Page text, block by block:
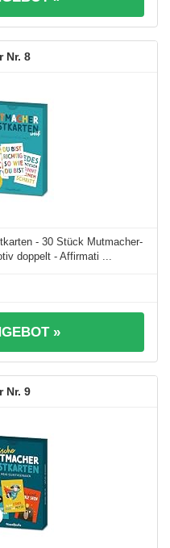
8
- 30 Stück Mutmacher-
doppelt - Affirmati ...
»
9